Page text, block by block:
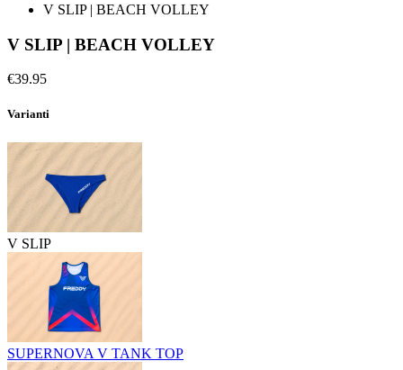
V SLIP | BEACH VOLLEY
V SLIP | BEACH VOLLEY
€39.95
Varianti
V SLIP
SUPERNOVA V TANK TOP